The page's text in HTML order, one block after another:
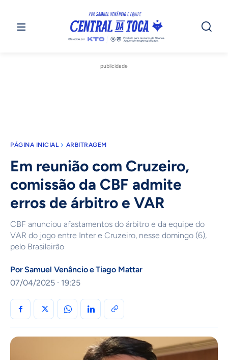
publicidade
PÁGINA INICIAL ARBITRAGEM
Em reunião com Cruzeiro,
comissão da CBF admite
erros de árbitro e VAR
CBF anunciou afastamentos do árbitro e da equipe do
VAR do jogo entre Inter e Cruzeiro, nesse domingo (6),
pelo Brasileirão
Por Samuel VenâncioeTiago Mattar
07/04/2025 · 19:25